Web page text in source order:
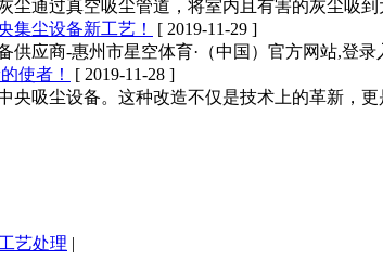
尘通过真空吸尘管道，将室内且有害的灰尘吸到
集尘设备新工艺！
[ 2019-11-29 ]
供应商-惠州市星空体育·（中国）官方网站,登
使者！
[ 2019-11-28 ]
央吸尘设备。这种改造不仅是技术上的革新，
工艺处理 |